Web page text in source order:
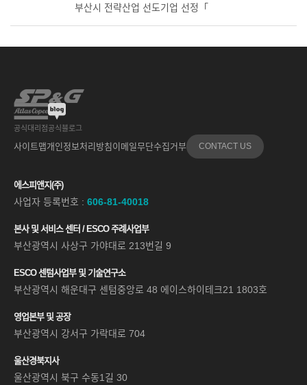
부산시 전략산업 선도기업 선정「
공식대리점공식블로그
사이트맵개인정보처리방침 이메일무단수집거부 CONTACT US
에스피앤지(주)
사업자 등록번호 : 606-81-40018
본사 및 서비스 센터 / ESCO 주례사업부
부산광역시 사상구 가야대로 213번길 9
ESCO 센텀사업부 및 기술연구소
부산광역시 해운대구 센텀중앙로 48 에이스하이테크21 1803호
영업본부 및 공장
부산광역시 강서구 가락대로 704
울산경북지사
울산광역시 북구 수동1길 30